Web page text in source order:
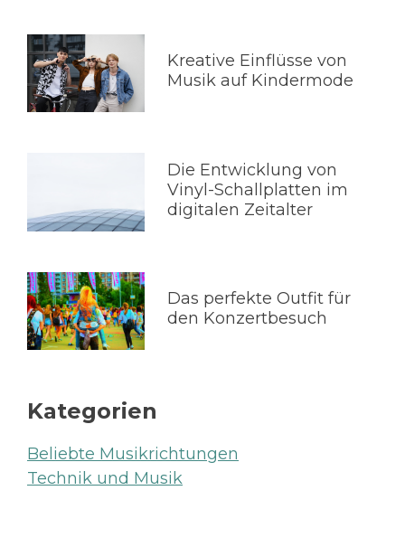
Kreative Einflüsse von
Musik auf Kindermode
Die Entwicklung von
Vinyl-Schallplatten im
digitalen Zeitalter
Das perfekte Outfit für
den Konzertbesuch
Kategorien
Beliebte Musikrichtungen
Technik und Musik